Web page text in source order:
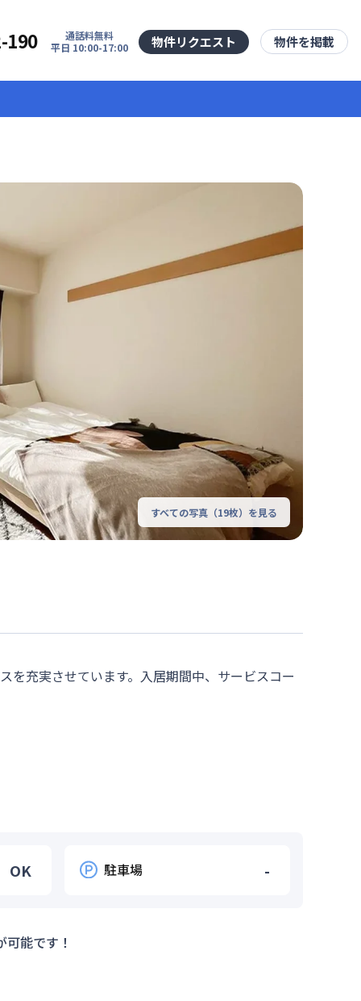
190
通話料無料
平日 10:00-17:00
物件リクエスト 物件を掲載
すべての写真（19枚）を見る
を充実させています。入居期間中、サービスコー
OK 駐車場 -
能です！